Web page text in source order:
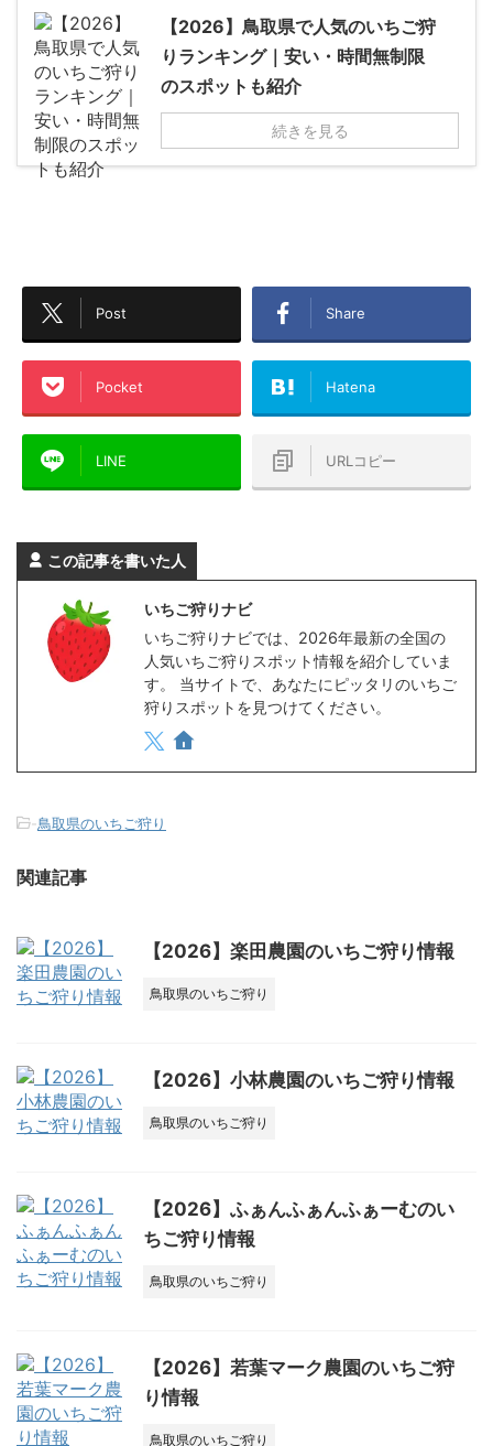
【2026】鳥取県で人気のいちご狩
りランキング｜安い・時間無制限
のスポットも紹介
続きを見る
Post Share
Pocket Hatena
LINE URLコピー
この記事を書いた人
いちご狩りナビ
いちご狩りナビでは、2026年最新の全国の
人気いちご狩りスポット情報を紹介していま
す。 当サイトで、あなたにピッタリのいちご
狩りスポットを見つけてください。
-鳥取県のいちご狩り
関連記事
【2026】楽田農園のいちご狩り情報
鳥取県のいちご狩り
【2026】小林農園のいちご狩り情報
鳥取県のいちご狩り
【2026】ふぁんふぁんふぁーむのい
ちご狩り情報
鳥取県のいちご狩り
【2026】若葉マーク農園のいちご狩
り情報
鳥取県のいちご狩り